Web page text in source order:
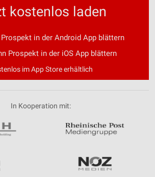
kostenlos laden
in der Android App blättern
Prospekt in der iOS App blättern
im App Store erhältlich
In Kooperation mit: